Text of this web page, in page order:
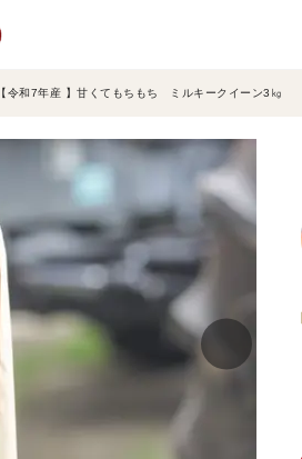
【令和7年産 】甘くてもちもち ミルキークイーン3㎏